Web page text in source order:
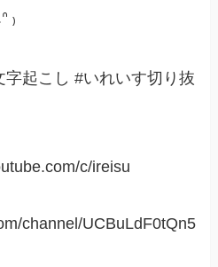
₎
起こし #いれいす切り抜
c/ireisu
channel/UCBuLdF0tQn5